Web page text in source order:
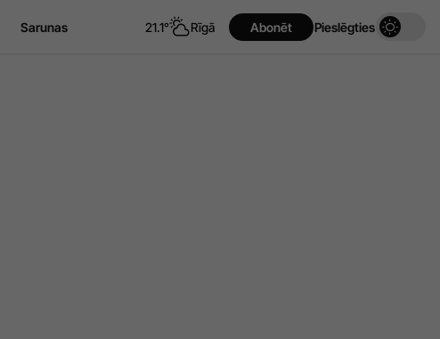
Sarunas 21.1° Rīgā Abonēt Pieslēgties